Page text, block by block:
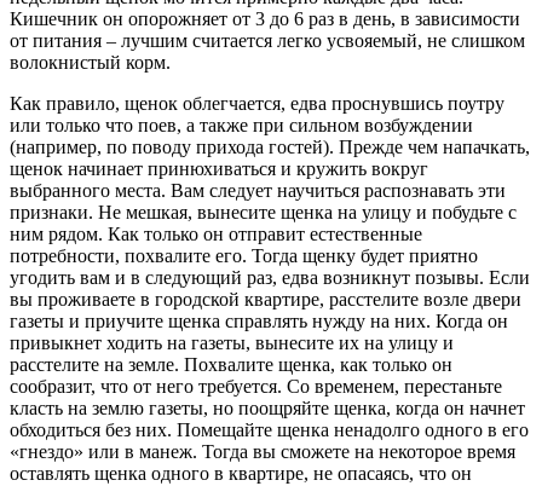
Кишечник он опорожняет от 3 до 6 раз в день, в зависимости
от питания – лучшим считается легко усвояемый, не слишком
волокнистый корм.
Как правило, щенок облегчается, едва проснувшись поутру
или только что поев, а также при сильном возбуждении
(например, по поводу прихода гостей). Прежде чем напачкать,
щенок начинает принюхиваться и кружить вокруг
выбранного места. Вам следует научиться распознавать эти
признаки. Не мешкая, вынесите щенка на улицу и побудьте с
ним рядом. Как только он отправит естественные
потребности, похвалите его. Тогда щенку будет приятно
угодить вам и в следующий раз, едва возникнут позывы. Если
вы проживаете в городской квартире, расстелите возле двери
газеты и приучите щенка справлять нужду на них. Когда он
привыкнет ходить на газеты, вынесите их на улицу и
расстелите на земле. Похвалите щенка, как только он
сообразит, что от него требуется. Со временем, перестаньте
класть на землю газеты, но поощряйте щенка, когда он начнет
обходиться без них. Помещайте щенка ненадолго одного в его
«гнездо» или в манеж. Тогда вы сможете на некоторое время
оставлять щенка одного в квартире, не опасаясь, что он